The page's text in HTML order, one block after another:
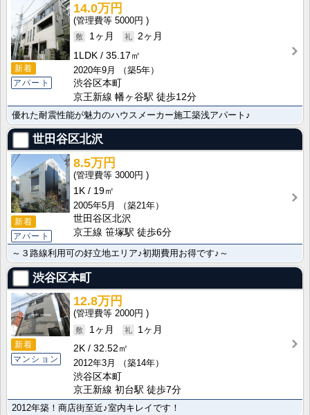
新着
アパート
14.0万円
5000円
1ヶ月
2ヶ月
1LDK
35.17㎡
2020年9月
（築5年）
渋谷区本町
京王新線 幡ヶ谷駅 徒歩12分
優れた耐震性能が魅力のハウスメーカー施工築浅アパート♪
世田谷区北沢
新着
アパート
8.5万円
3000円
1K
19㎡
2005年5月
（築21年）
世田谷区北沢
京王線 笹塚駅 徒歩6分
～３路線利用可の好立地エリア♪初期費用お得です♪～
渋谷区本町
新着
マンション
12.8万円
2000円
1ヶ月
1ヶ月
2K
32.52㎡
2012年3月
（築14年）
渋谷区本町
京王新線 初台駅 徒歩7分
2012年築！商店街至近♪室内キレイです！